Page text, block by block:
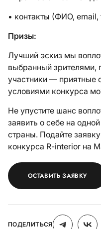
• контакты (ФИО, email,
Призы:
Лучший эскиз мы
выбранный зрителями,
участники —
условиями конкурса
Не упустите шанс
заявить о себе на
страны. Подайте
конкурса R-interior на
ОСТАВИТЬ ЗАЯВКУ
ПОДЕЛИТЬСЯ